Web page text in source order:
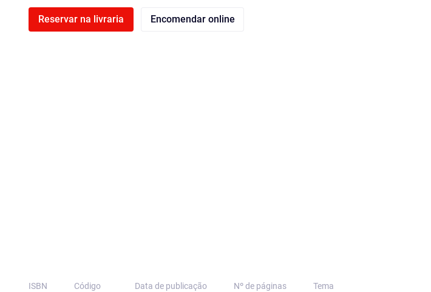
Reservar na livraria Encomendar online
ISBN
Código
Data de publicação
Nº de páginas
Tema